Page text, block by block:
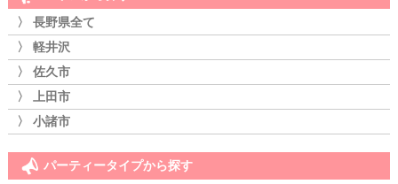
〉 長野県全て
〉 軽井沢
〉 佐久市
〉 上田市
〉 小諸市
パーティータイプから探す